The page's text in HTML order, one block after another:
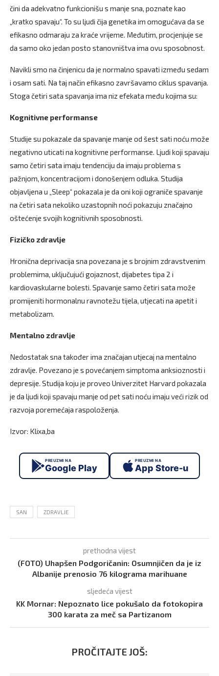
čini da adekvatno funkcionišu s manje sna, poznate kao
„kratko spavaju“. To su ljudi čija genetika im omogućava da se
efikasno odmaraju za kraće vrijeme. Međutim, procjenjuje se
da samo oko jedan posto stanovništva ima ovu sposobnost.
Navikli smo na činjenicu da je normalno spavati između sedam
i osam sati. Na taj način efikasno završavamo ciklus spavanja.
Stoga četiri sata spavanja ima niz efekata među kojima su:
Kognitivne performanse
Studije su pokazale da spavanje manje od šest sati noću može
negativno uticati na kognitivne performanse. Ljudi koji spavaju
samo četiri sata imaju tendenciju da imaju problema s
pažnjom, koncentracijom i donošenjem odluka. Studija
objavljena u „Sleep“ pokazala je da oni koji ograniče spavanje
na četiri sata nekoliko uzastopnih noći pokazuju značajno
oštećenje svojih kognitivnih sposobnosti.
Fizičko zdravlje
Hronična deprivacija sna povezana je s brojnim zdravstvenim
problemima, uključujući gojaznost, dijabetes tipa 2 i
kardiovaskularne bolesti. Spavanje samo četiri sata može
promijeniti hormonalnu ravnotežu tijela, utjecati na apetit i
metabolizam.
Mentalno zdravlje
Nedostatak sna također ima značajan utjecaj na mentalno
zdravlje. Povezano je s povećanjem simptoma anksioznosti i
depresije. Studija koju je proveo Univerzitet Harvard pokazala
je da ljudi koji spavaju manje od pet sati noću imaju veći rizik od
razvoja poremećaja raspoloženja.
Izvor: Klixa,ba
PREUZMI NA
Google Play
PREUZMI NA
App Store-u
SAN ZDRAVLJE
prethodna vijest
(FOTO) Uhapšen Podgoričanin: Osumnjičen da je iz
Albanije prenosio 76 kilograma marihuane
sljedeća vijest
KK Mornar: Nepoznato lice pokušalo da fotokopira
300 karata za meč sa Partizanom
PROČITAJTE JOŠ: